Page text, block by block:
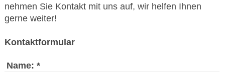
nehmen Sie Kontakt mit uns auf, wir helfen Ihnen
gerne weiter!
Kontaktformular
Name: *